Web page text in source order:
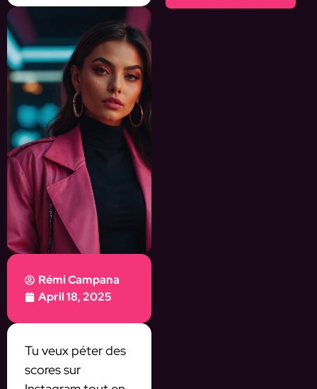
Rémi Campana
April 18, 2025
Tu veux péter des
scores sur